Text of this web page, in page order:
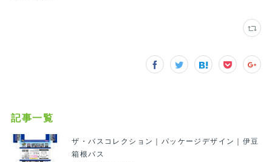
記事一覧
ザ・バスコレクション｜パッケージデザイン｜伊豆
箱根バス